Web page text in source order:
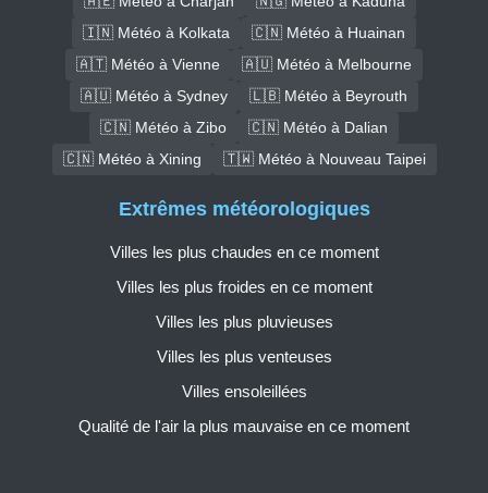
🇮🇳 Météo à Kolkata
🇨🇳 Météo à Huainan
🇦🇹 Météo à Vienne
🇦🇺 Météo à Melbourne
🇦🇺 Météo à Sydney
🇱🇧 Météo à Beyrouth
🇨🇳 Météo à Zibo
🇨🇳 Météo à Dalian
🇨🇳 Météo à Xining
🇹🇼 Météo à Nouveau Taipei
Extrêmes météorologiques
Villes les plus chaudes en ce moment
Villes les plus froides en ce moment
Villes les plus pluvieuses
Villes les plus venteuses
Villes ensoleillées
Qualité de l'air la plus mauvaise en ce moment